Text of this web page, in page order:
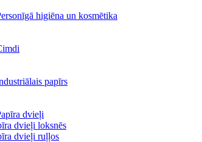
higiēna un kosmētika
papīrs
dvieļi
dvieļi loksnēs
dvieļi ruļļos